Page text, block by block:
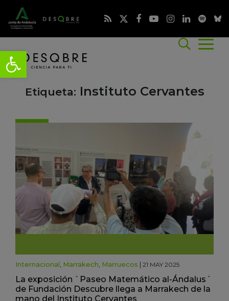
Etiqueta: Instituto Cervantes
Internacional, Marrakech, Marruecos | 21 MAY 2025
La exposición `Paseo Matemático al-Ándalus´
de Fundación Descubre llega a Marrakech de la
mano del Instituto Cervantes